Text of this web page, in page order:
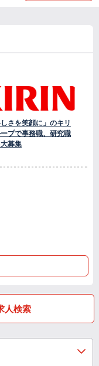
しさを笑顔に」のキリ
プで事務職、研究職
募集
人検索